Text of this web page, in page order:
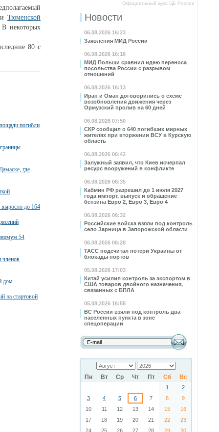
Официальный курс ЦБ России
Новости
06.08.2026 16:23
Заявления МИД России
06.08.2026 16:18
МИД Польши сравнил идею переноса
посольства России с разрывом
отношений
06.08.2026 16:13
Иран и Оман договорились о схеме
возобновления движения через
Ормузский пролив на 60 дней
06.08.2026 07:50
СКР сообщил о 640 погибших мирных
жителях при вторжении ВСУ в Курскую
область
06.08.2026 06:42
Залужный заявил, что Киев исчерпал
ресурс вооружений в конфликте
06.08.2026 06:35
Кабмин РФ разрешил до 1 июля 2027
года импорт, выпуск и обращение
бензина Евро 2, Евро 3, Евро 4
06.08.2026 06:32
Российские войска взяли под контроль
село Зарница в Запорожской области
06.08.2026 06:28
ТАСС подсчитал потери Украины от
блокады портов
05.08.2026 17:03
Китай усилил контроль за экспортом в
США товаров двойного назначения,
связанных с БПЛА
05.08.2026 16:58
ВС России взяли под контроль два
населенных пункта в зоне
спецоперации
Пн Вт Ср Чт Пт Сб Вс
1
2
3
4 5 6 7 8
9
10
11 12 13 14 15
16
17
18 19 20 21 22
23
24
25 26 27 28 29 30
Тюменской
некоторых
80 с
погибли
где
выросло до 164
54
членов
дом
на стартовой